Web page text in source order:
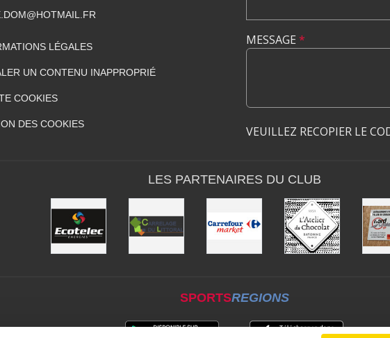
LÉGALES
UN CONTENU INAPPROPRIÉ
COOKIES
DES COOKIES
MESSAGE *
VEUILLEZ RECOPIER LE
LES PARTENAIRES DU CLUB
SPORTSREGIONS